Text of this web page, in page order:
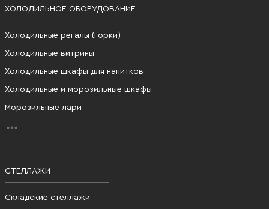
ХОЛОДИЛЬНОЕ ОБОРУДОВАНИЕ
Холодильные регалы (горки)
Холодильные витрины
Холодильные шкафы для напитков
Холодильные и морозильные шкафы
Морозильные лари
СТЕЛЛАЖИ
Складские стеллажи